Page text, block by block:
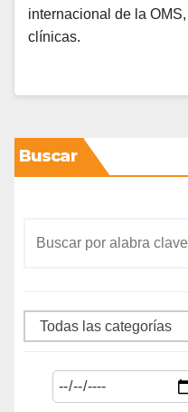
internacional de la
clínicas.
Buscar